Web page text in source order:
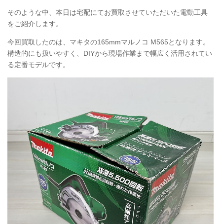
そのような中、本日は宅配にてお買取させていただいた電動工具
をご紹介します。
今回買取したのは、マキタの165mmマルノコ M565となります。
構造的にも扱いやすく、DIYから現場作業まで幅広く活用されてい
る定番モデルです。